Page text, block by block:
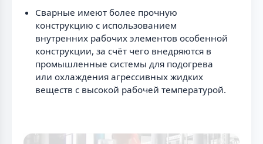
Сварные имеют более прочную
конструкцию с использованием
внутренних рабочих элементов особенной
конструкции, за счёт чего внедряются в
промышленные системы для подогрева
или охлаждения агрессивных жидких
веществ с высокой рабочей температурой.